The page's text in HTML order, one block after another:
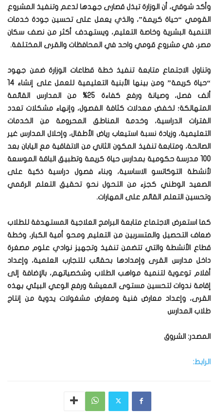
وأكد شوقي، أن الوزارة تبذل قصارى جهدها لدعم وتنفيذ المشروع
القومي “حياة كريمة”، والذي يعمل على تحسين جودة خدمات
التنمية البشرية وخاصة التعليم، ويستهدف أكثر من نصف سكان
مصر، في مشروع قومي واحد في المحافظات والقرى المختلفة.
وتناول الاجتماع متابعة تنفيذ خطة قطاعات الوزارة ضمن جهود
“حياة كريمة” ومن بينها الأبنية التعليمية للعمل على إنشاء 14
ألف فصل، وصيانة ورفع كفاءة 25% من المدارس القائمة
المتهالكة؛ لخفض معدلات كثافة الفصول، وإنهاء مشكلات تعدد
الفترات الدراسية، وخدمة المناطق المحرومة من الخدمات
التعليمية، وزيادة نسبة استيعاب رياض الأطفال، وإحلال المدارس غير
الصالحة، ومتابعة تنفيذ المكون الثاني من الاتفاقية مع اليابان بعد
100 مدرسة حكومية بمدارس حياة كريمة وتطبيق الباقة الموسعة
لأنشطة التوكاتسو الاساسية، وبناء فصول دراسية ذكية على
الصعيد الوطني كجزء من التحول نحو تحقيق التعلم الرقمي
وتحسين التعلم القائم على المهارات.
كما استعرض الاجتماع متابعة البرامج العلاجية المستهدفة للطلاب
ضعاف التحصيل والمتسربين من التعليم ومحو أمية الكبار، وخطة
قطاع الأنشطة والتي تتضمن تنفيذ وتجهيز نوادي علوم مصغرة
داخل مدارس القرى وإمدادها بحقائب للتجارب العلمية، وإعداد
أفلام توعوية لتنمية مواهب الطلاب وشخصياتهم، بالإضافة إلى
إقامة ندوات لتحسين مستوى المعيشة ورفع الوعي البيئي بهذه
القرى، وإعداد معارض فنية ومعارض مشغولات يدوية من إنتاج
طلاب المدارس
المصدر: الشروق
الرابط: